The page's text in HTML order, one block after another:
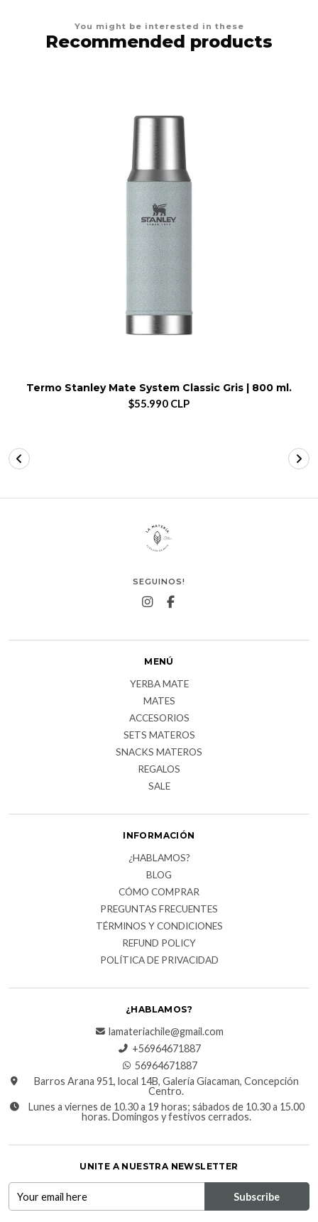
You might be interested in these
Recommended products
Termo Stanley Mate System Classic Gris | 800 ml.
$55.990 CLP
SEGUINOS!
MENÚ
YERBA MATE
MATES
ACCESORIOS
SETS MATEROS
SNACKS MATEROS
REGALOS
SALE
INFORMACIÓN
¿HABLAMOS?
BLOG
CÓMO COMPRAR
PREGUNTAS FRECUENTES
TÉRMINOS Y CONDICIONES
REFUND POLICY
POLÍTICA DE PRIVACIDAD
¿HABLAMOS?
lamateriachile@gmail.com
+56964671887
56964671887
Barros Arana 951, local 14B, Galería Giacaman, Concepción
Centro.
Lunes a viernes de 10.30 a 19 horas; sábados de 10.30 a 15.00
horas. Domingos y festivos cerrados.
UNITE A NUESTRA NEWSLETTER